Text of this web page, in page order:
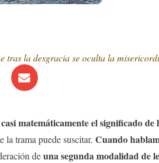
tras la desgracia se oculta la
matemáticamente el significado de
la trama puede suscitar.Cuando
deuna segunda modalidad de